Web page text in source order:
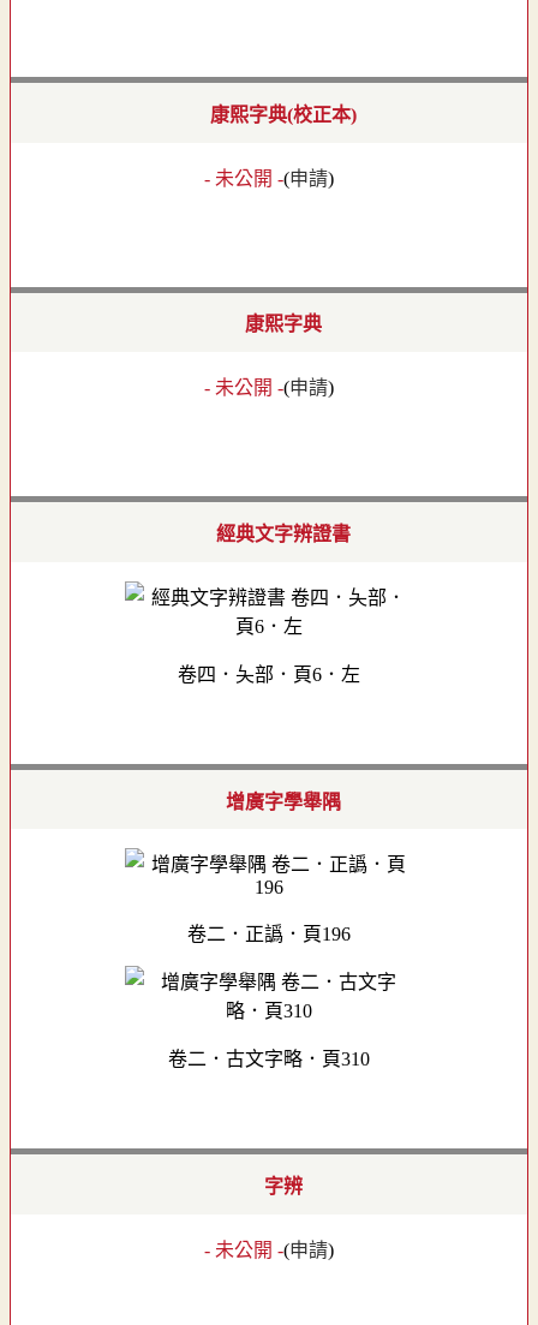
康熙字典(校正本)
- 未公開 -(申請)
康熙字典
- 未公開 -(申請)
經典文字辨證書
卷四．夨部．頁6．左
增廣字學舉隅
卷二．正譌．頁196
卷二．古文字略．頁310
字辨
- 未公開 -(申請)